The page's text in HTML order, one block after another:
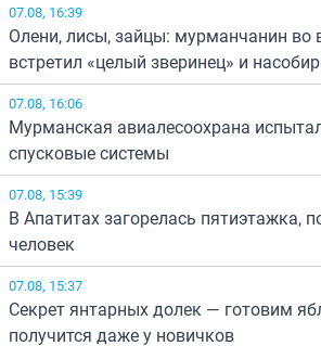
07.08, 16:39
Олени, лисы, зайцы: мурманчанин во
встретил «целый зверинец» и
07.08, 16:06
Мурманская авиалесоохрана
спусковые системы
07.08, 15:39
В Апатитах загорелась пятиэтажка,
человек
07.08, 15:37
Секрет янтарных долек — готовим
получится даже у новичков